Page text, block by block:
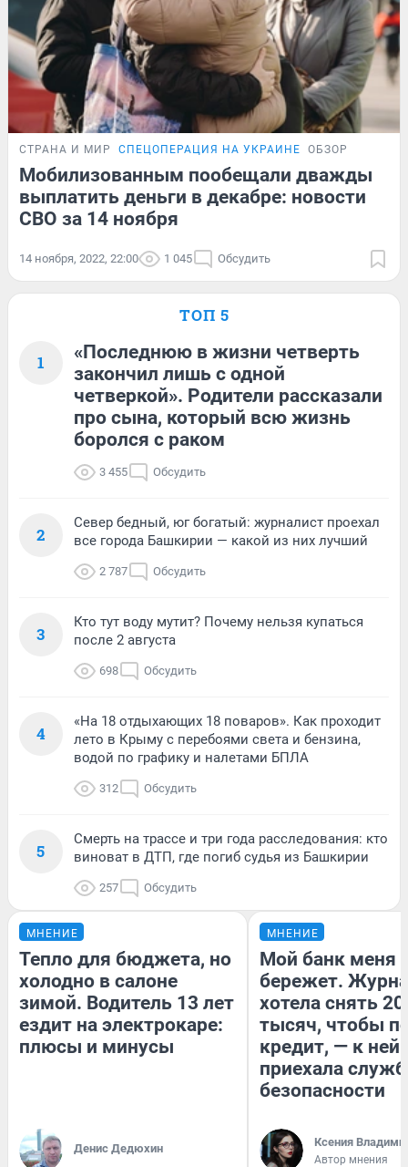
СТРАНА И МИР СПЕЦОПЕРАЦИЯ НА УКРАИНЕ ОБЗОР
Мобилизованным пообещали дважды
выплатить деньги в декабре: новости
СВО за 14 ноября
14 ноября, 2022, 22:00 1 045 Обсудить
ТОП 5
1
«Последнюю в жизни четверть
закончил лишь с одной
четверкой». Родители рассказали
про сына, который всю жизнь
боролся с раком
3 455 Обсудить
2
Север бедный, юг богатый: журналист проехал
все города Башкирии — какой из них лучший
2 787 Обсудить
3
Кто тут воду мутит? Почему нельзя купаться
после 2 августа
698 Обсудить
4
«На 18 отдыхающих 18 поваров». Как проходит
лето в Крыму с перебоями света и бензина,
водой по графику и налетами БПЛА
312 Обсудить
5
Смерть на трассе и три года расследования: кто
виноват в ДТП, где погиб судья из Башкирии
257 Обсудить
МНЕНИЕ
Тепло для бюджета, но
холодно в салоне
зимой. Водитель 13 лет
ездит на электрокаре:
плюсы и минусы
Денис Дедюхин
МНЕНИЕ
Мой банк меня
бережет.
хотела снять
тысяч, чтобы
кредит, — к
приехала
безопасности
Ксения
Автор мнения